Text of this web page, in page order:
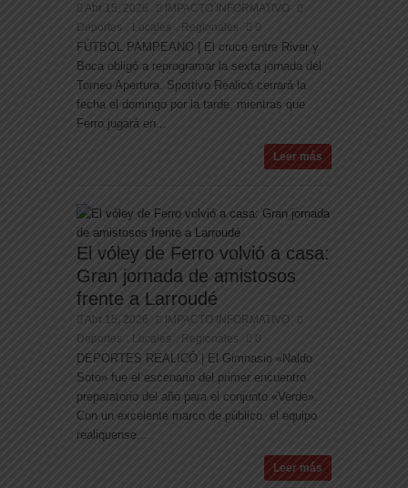
Abr 15, 2026
IMPACTO INFORMATIVO
Deportes
Locales Regionales 0
FÚTBOL PAMPEANO | El cruce entre River y
Boca obligó a reprogramar la sexta jornada del
Torneo Apertura. Sportivo Realicó cerrará la
fecha el domingo por la tarde, mientras que
Ferro jugará en...
Leer más
El vóley de Ferro volvió a casa:
Gran jornada de amistosos
frente a Larroudé
Abr 15, 2026
IMPACTO INFORMATIVO
Deportes
Locales Regionales 0
DEPORTES REALICÓ | El Gimnasio «Naldo
Soto» fue el escenario del primer encuentro
preparatorio del año para el conjunto «Verde».
Con un excelente marco de público, el equipo
realiquense...
Leer más